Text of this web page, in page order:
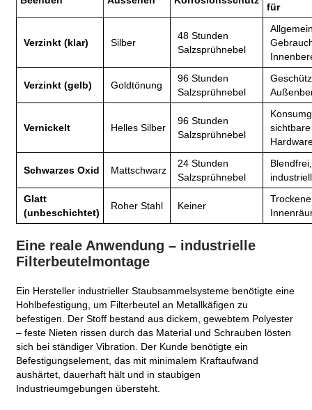
für
Verzinkt (klar) Silber
48 Stunden
Salzsprühnebel
Verzinkt (gelb) Goldtönung
96 Stunden
Salzsprühnebel
Vernickelt Helles Silber
96 Stunden
Salzsprühnebel
sichtbare
Schwarzes Oxid Mattschwarz
24 Stunden
Salzsprühnebel
Blendfrei,
industriell
Glatt
(unbeschichtet)
Roher Stahl Keiner
Trockene
Eine reale Anwendung – industrielle
Filterbeutelmontage
Ein Hersteller industrieller Staubsammelsysteme benötigte eine
Hohlbefestigung, um Filterbeutel an Metallkäfigen zu
befestigen. Der Stoff bestand aus dickem, gewebtem Polyester
– feste Nieten rissen durch das Material und Schrauben lösten
sich bei ständiger Vibration. Der Kunde benötigte ein
Befestigungselement, das mit minimalem Kraftaufwand
aushärtet, dauerhaft hält und in staubigen
Industrieumgebungen übersteht.